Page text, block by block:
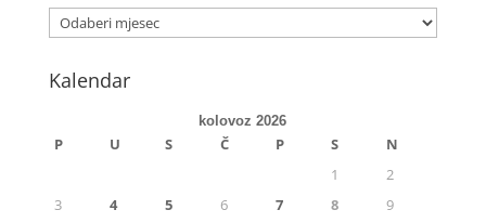
Kalendar
kolovoz 2026
P U S Č P S
N
1
2
3
4 5 6 7 8
9